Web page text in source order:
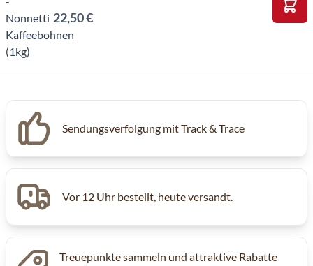
22,50 €
Inkl. MwSt, Excl. Kaffeesteuer
In
Sendungsverfolgung mit Track & Trace
Vor 12 Uhr bestellt, heute versandt.
Treuepunkte sammeln und attraktive Rabatte